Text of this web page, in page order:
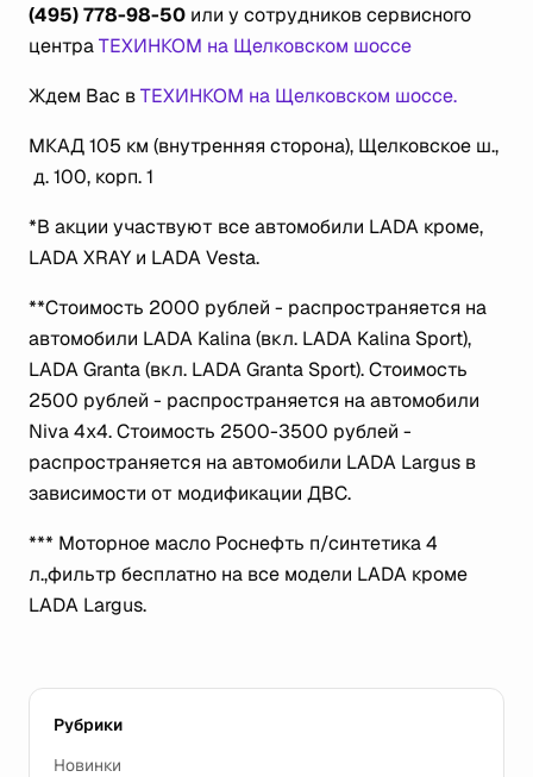
(495) 778-98-50 или у сотрудников сервисного
центраТЕХИНКОМ на Щелковском шоссе
Ждем Вас вТЕХИНКОМ на Щелковском шоссе.
МКАД 105 км (внутренняя сторона), Щелковское ш.,
д. 100, корп. 1
*В акции участвуют все автомобили LADA кроме,
LADA XRAY и LADA Vesta.
**Стоимость 2000 рублей - распространяется на
автомобили LADA Kalina (вкл. LADA Kalina Sport),
LADA Granta (вкл. LADA Granta Sport). Стоимость
2500 рублей - распространяется на автомобили
Niva 4x4. Стоимость 2500-3500 рублей -
распространяется на автомобили LADA Largus в
зависимости от модификации ДВС.
*** Моторное масло Роснефть п/синтетика 4
л.,фильтр бесплатно на все модели LADA кроме
LADA Largus.
Рубрики
Новинки